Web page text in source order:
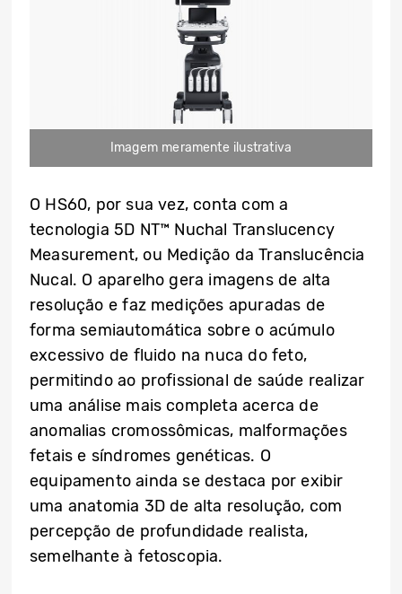
Imagem meramente ilustrativa
O HS60, por sua vez, conta com a
tecnologia 5D NT™ Nuchal Translucency
Measurement, ou Medição da Translucência
Nucal. O aparelho gera imagens de alta
resolução e faz medições apuradas de
forma semiautomática sobre o acúmulo
excessivo de fluido na nuca do feto,
permitindo ao profissional de saúde realizar
uma análise mais completa acerca de
anomalias cromossômicas, malformações
fetais e síndromes genéticas. O
equipamento ainda se destaca por exibir
uma anatomia 3D de alta resolução, com
percepção de profundidade realista,
semelhante à fetoscopia.